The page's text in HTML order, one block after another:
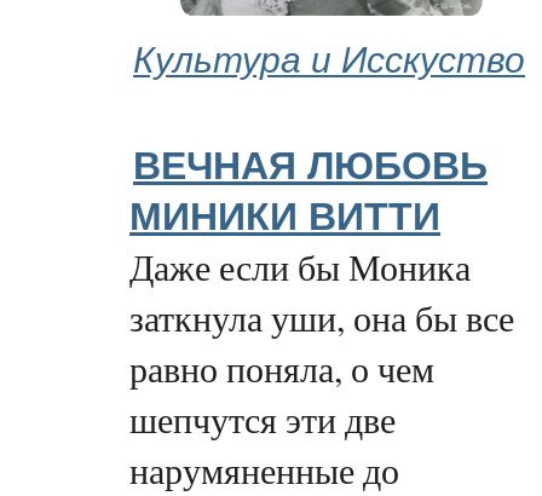
Культура и Исскуство
ВЕЧНАЯ ЛЮБОВЬ
МИНИКИ ВИТТИ
Даже если бы Моника
заткнула уши, она бы все
равно поняла, о чем
шепчутся эти две
нарумяненные до